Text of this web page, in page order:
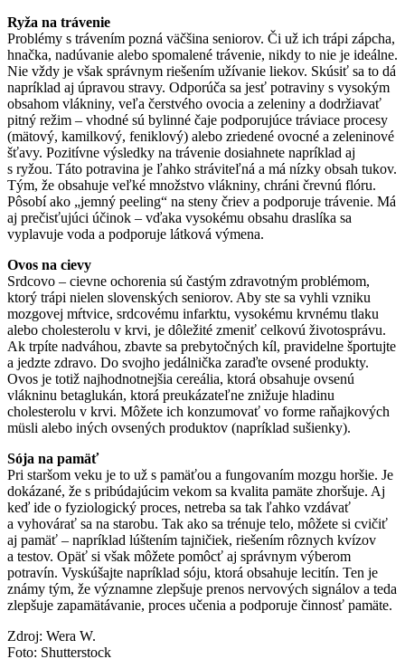
Ryža na trávenie
Problémy s trávením pozná väčšina seniorov. Či už ich trápi zápcha,
hnačka, nadúvanie alebo spomalené trávenie, nikdy to nie je ideálne.
Nie vždy je však správnym riešením užívanie liekov. Skúsiť sa to dá
napríklad aj úpravou stravy. Odporúča sa jesť potraviny s vysokým
obsahom vlákniny, veľa čerstvého ovocia a zeleniny a dodržiavať
pitný režim – vhodné sú bylinné čaje podporujúce tráviace procesy
(mätový, kamilkový, feniklový) alebo zriedené ovocné a zeleninové
šťavy. Pozitívne výsledky na trávenie dosiahnete napríklad aj
s ryžou. Táto potravina je ľahko stráviteľná a má nízky obsah tukov.
Tým, že obsahuje veľké množstvo vlákniny, chráni črevnú flóru.
Pôsobí ako „jemný peeling“ na steny čriev a podporuje trávenie. Má
aj prečisťujúci účinok – vďaka vysokému obsahu draslíka sa
vyplavuje voda a podporuje látková výmena.
Ovos na cievy
Srdcovo – cievne ochorenia sú častým zdravotným problémom,
ktorý trápi nielen slovenských seniorov. Aby ste sa vyhli vzniku
mozgovej mŕtvice, srdcovému infarktu, vysokému krvnému tlaku
alebo cholesterolu v krvi, je dôležité zmeniť celkovú životosprávu.
Ak trpíte nadváhou, zbavte sa prebytočných kíl, pravidelne športujte
a jedzte zdravo. Do svojho jedálnička zaraďte ovsené produkty.
Ovos je totiž najhodnotnejšia cereália, ktorá obsahuje ovsenú
vlákninu betaglukán, ktorá preukázateľne znižuje hladinu
cholesterolu v krvi. Môžete ich konzumovať vo forme raňajkových
müsli alebo iných ovsených produktov (napríklad sušienky).
Sója na pamäť
Pri staršom veku je to už s pamäťou a fungovaním mozgu horšie. Je
dokázané, že s pribúdajúcim vekom sa kvalita pamäte zhoršuje. Aj
keď ide o fyziologický proces, netreba sa tak ľahko vzdávať
a vyhovárať sa na starobu. Tak ako sa trénuje telo, môžete si cvičiť
aj pamäť – napríklad lúštením tajničiek, riešením rôznych kvízov
a testov. Opäť si však môžete pomôcť aj správnym výberom
potravín. Vyskúšajte napríklad sóju, ktorá obsahuje lecitín. Ten je
známy tým, že významne zlepšuje prenos nervových signálov a teda
zlepšuje zapamätávanie, proces učenia a podporuje činnosť pamäte.
Zdroj: Wera W.
Foto: Shutterstock